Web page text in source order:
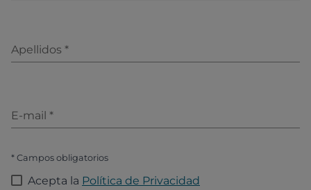
Apellidos *
E-mail *
* Campos obligatorios
Acepta la Política de Privacidad